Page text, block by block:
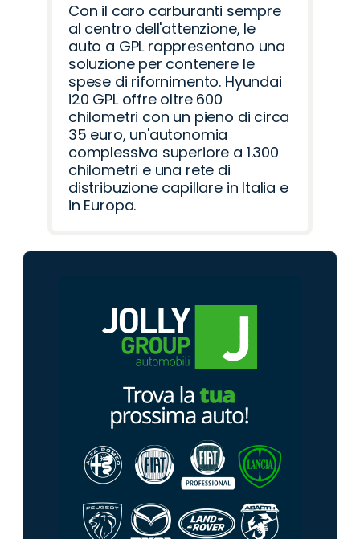
Con il caro carburanti sempre
al centro dell'attenzione, le
auto a GPL rappresentano una
soluzione per contenere le
spese di rifornimento. Hyundai
i20 GPL offre oltre 600
chilometri con un pieno di circa
35 euro, un'autonomia
complessiva superiore a 1.300
chilometri e una rete di
distribuzione capillare in Italia e
in Europa.